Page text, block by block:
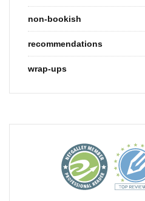
non-bookish
recommendations
wrap-ups